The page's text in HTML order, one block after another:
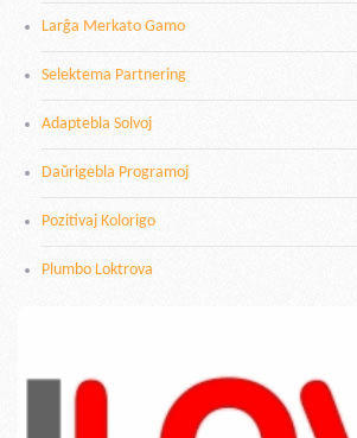
Larĝa Merkato Gamo
Selektema Partnering
Adaptebla Solvoj
Daŭrigebla Programoj
Pozitivaj Kolorigo
Plumbo Loktrova